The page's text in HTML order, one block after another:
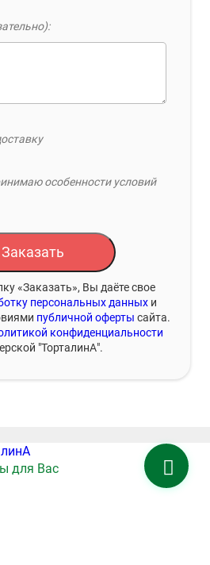
особенности условий
Заказать
«Заказать», Вы даёте свое
персональных данных и
публичной оферты сайта.
конфиденциальности
"ТорталинА".
для Вас